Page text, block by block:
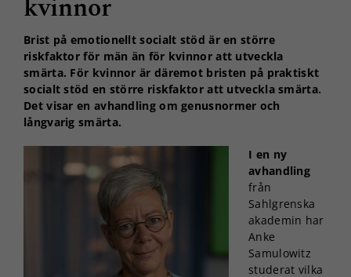
kvinnor
Brist på emotionellt socialt stöd är en större
riskfaktor för män än för kvinnor att utveckla
smärta. För kvinnor är däremot bristen på praktiskt
socialt stöd en större riskfaktor att utveckla smärta.
Det visar en avhandling om genusnormer och
långvarig smärta.
I en ny
avhandling
från
Sahlgrenska
akademin har
Anke
Samulowitz
studerat vilka